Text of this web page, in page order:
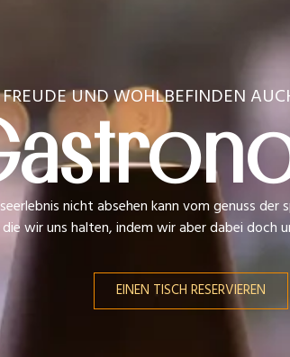
FREUDE UND WOHLBEFINDEN
nicht absehen kann vom genuss
wir uns halten, indem wir aber dabei doch
EINEN TISCH RESERVIEREN